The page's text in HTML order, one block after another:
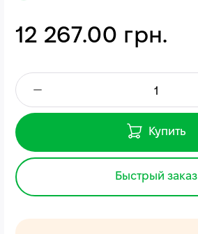
12 267.00 грн.
Купить
Быстрый заказ